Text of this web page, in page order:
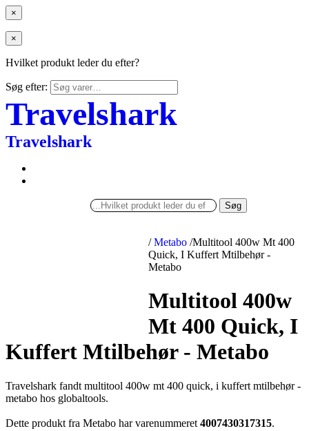
×
×
Hvilket produkt leder du efter?
Søg efter:
Travelshark
Travelshark
Søg
/ Metabo /Multitool 400w Mt 400
Quick, I Kuffert Mtilbehør -
Metabo
Multitool 400w
Mt 400 Quick, I
Kuffert Mtilbehør - Metabo
Travelshark fandt multitool 400w mt 400 quick, i kuffert mtilbehør -
metabo hos globaltools.
Dette produkt fra Metabo har varenummeret 4007430317315.